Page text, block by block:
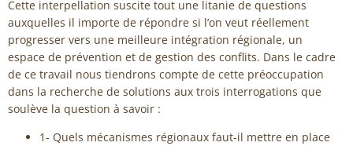
Cette interpellation suscite tout une litanie de questions
auxquelles il importe de répondre si l’on veut réellement
progresser vers une meilleure intégration régionale, un
espace de prévention et de gestion des conflits. Dans le cadre
de ce travail nous tiendrons compte de cette préoccupation
dans la recherche de solutions aux trois interrogations que
soulève la question à savoir :
1- Quels mécanismes régionaux faut-il mettre en place